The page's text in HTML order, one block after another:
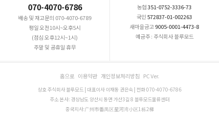
070-4070-6786
배송 및 재고문의 070-4070-6789
평일 오전10시~오후5시
(점심 오후12시~1시)
주말 및 공휴일 휴무
농협351-0752-3336-73
국민 572837-01-002263
새마을금고9005-0001-4473-8
예금주 : 주식회사 블루모드
홈으로 이용약관 개인정보처리방침 PC Ver.
상호 주식회사 블루모드 | 대표이사 이재동 권은숙 | 전화 070-4070-6786
주소 본사: 경상남도 양산시 동면 가산3길 8 블루모드물류센터
중국지사:广州市番禺区星河湾小区1栋2梯